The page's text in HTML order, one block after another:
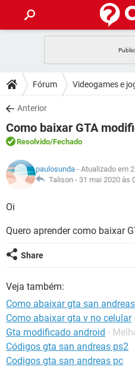
CELULAR
OUTLOOK
INSTAGRAM
GUIA DE COMPRAS
DICAS
JOGOS
OUTLOOK
INSTAGRAM
GUIA DE COMPRAS
DOWNLOADS
JOGOS
CELULAR
OUTLOOK
INSTAGRAM
GUIA DE COMPRAS
FÓRUM
JOGOS
CELULAR
GLOSSÁRIO
JOGOS
CELULAR
OUTLOOK
INSTAGRAM
Fórum Videogames e
Anterior
Como baixar GTA
Resolvido/Fechado
paulosunda - Atualizado em
Talison - 31 mai 2020 às
Oi
Quero aprender como baixar
Share
Veja também:
Como abaixar gta san
Como abaixar gta v no celular
Gta modificado android -
Códigos gta san andreas ps2
Codigos gta san andreas pc